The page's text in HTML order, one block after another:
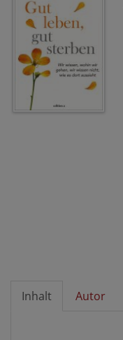
Inhalt Autor